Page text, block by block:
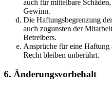
auch für mittelbare
Gewinn.
Die Haftungsbegrenzung
auch zugunsten der
Betreibers.
Ansprüche für eine Haftung
Recht bleiben unberührt.
6. Änderungsvorbehalt